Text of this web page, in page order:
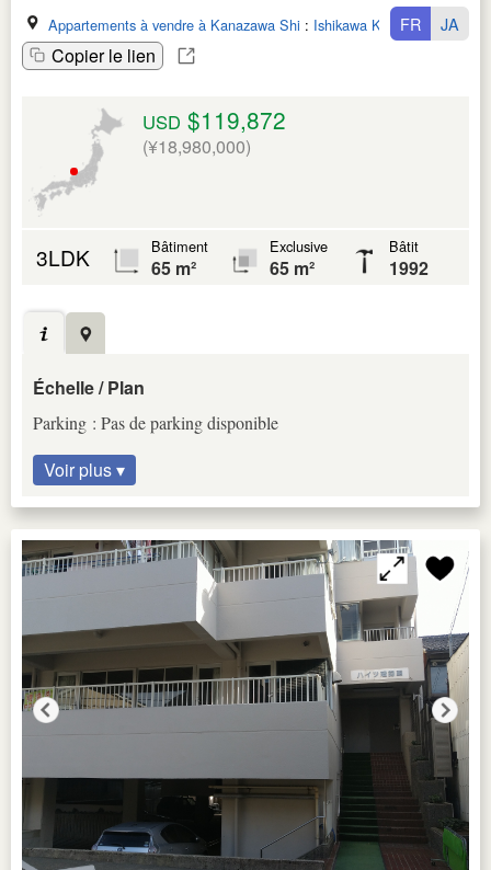
Appartements à vendre à Kanazawa Shi : Ishikawa Ken
Copier le lien
FR JA
USD $119,872
(¥18,980,000)
3LDK Bâtiment
65 m²
Exclusive
65 m²
Bâtit
1992
Échelle / Plan
Parking : Pas de parking disponible
Voir plus ▾